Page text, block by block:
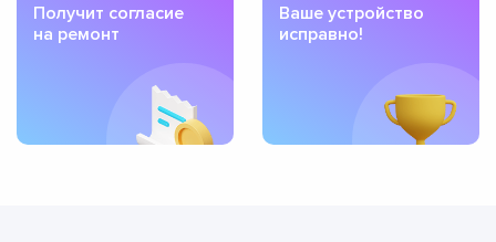
Получит согласие
на ремонт
Ваше устройство
исправно!